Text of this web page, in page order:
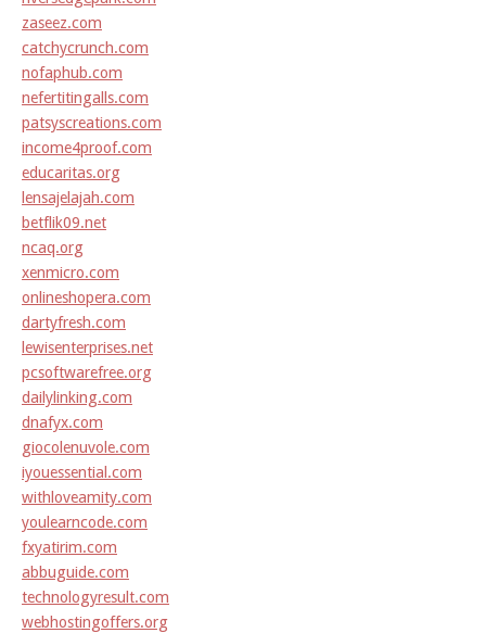
zaseez.com
catchycrunch.com
nofaphub.com
nefertitingalls.com
patsyscreations.com
income4proof.com
educaritas.org
lensajelajah.com
betflik09.net
ncaq.org
xenmicro.com
onlineshopera.com
dartyfresh.com
lewisenterprises.net
pcsoftwarefree.org
dailylinking.com
dnafyx.com
giocolenuvole.com
iyouessential.com
withloveamity.com
youlearncode.com
fxyatirim.com
abbuguide.com
technologyresult.com
webhostingoffers.org